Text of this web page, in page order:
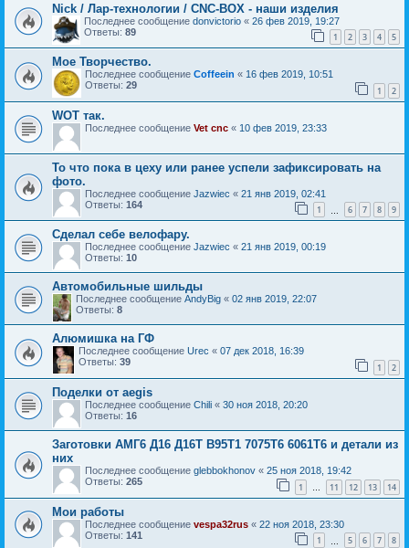
Nick / Лар-технологии / CNC-BOX - наши изделия
Последнее сообщение donvictorio « 26 фев 2019, 19:27
Ответы: 89 1 2 3 4 5
Мое Творчество.
Последнее сообщение Coffeein « 16 фев 2019, 10:51
Ответы: 29 1 2
WOT так.
Последнее сообщение Vet cnc « 10 фев 2019, 23:33
То что пока в цеху или ранее успели зафиксировать на
фото.
Последнее сообщение Jazwiec « 21 янв 2019, 02:41
Ответы: 164 1 6 7 8 9
Сделал себе велофару.
Последнее сообщение Jazwiec « 21 янв 2019, 00:19
Ответы: 10
Автомобильные шильды
Последнее сообщение AndyBig « 02 янв 2019, 22:07
Ответы: 8
Алюмишка на ГФ
Последнее сообщение Urec « 07 дек 2018, 16:39
Ответы: 39 1 2
Поделки от aegis
Последнее сообщение Chili « 30 ноя 2018, 20:20
Ответы: 16
Заготовки АМГ6 Д16 Д16Т В95Т1 7075Т6 6061Т6 и детали из
них
Последнее сообщение glebbokhonov « 25 ноя 2018, 19:42
Ответы: 265 1 … 11 12 13 14
Мои работы
Последнее сообщение vespa32rus « 22 ноя 2018, 23:30
Ответы: 141 1 5 6 7 8